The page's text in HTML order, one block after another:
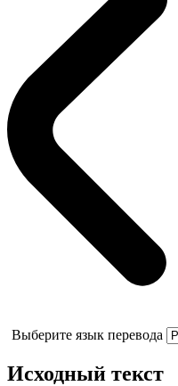
Выберите язык перевода
Исходный текст